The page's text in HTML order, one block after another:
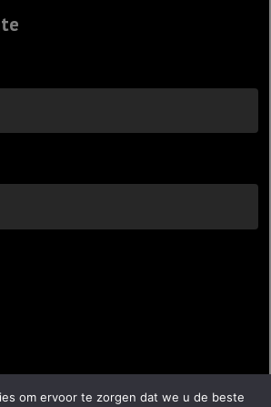
om ervoor te zorgen dat we u de beste